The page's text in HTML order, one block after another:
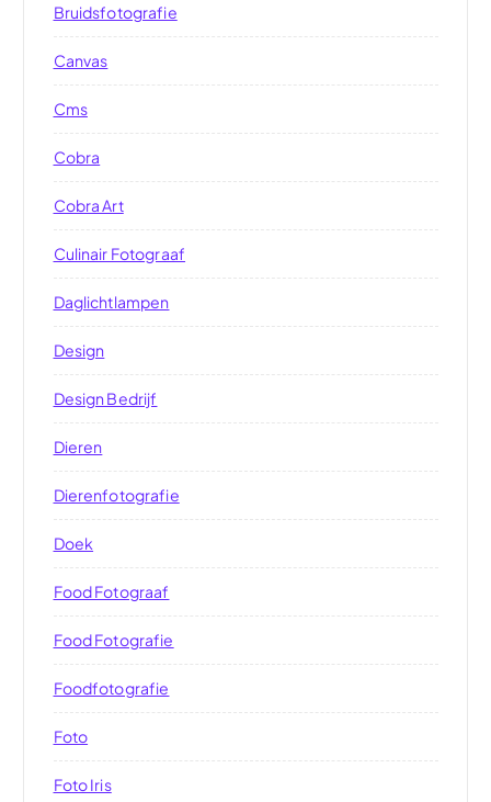
Bruidsfotografie
Canvas
Cms
Cobra
Cobra Art
Culinair Fotograaf
Daglichtlampen
Design
Design Bedrijf
Dieren
Dierenfotografie
Doek
Food Fotograaf
Food Fotografie
Foodfotografie
Foto
Foto Iris